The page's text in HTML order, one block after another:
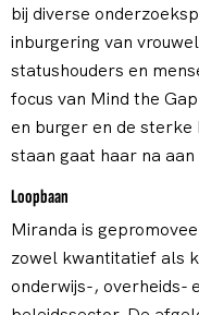
bij diverse
inburgering van
statushouders en
focus van Mind the
en burger en de
staan gaat haar na
Loopbaan
Miranda is
zowel kwantitatief als
onderwijs-, overheids-